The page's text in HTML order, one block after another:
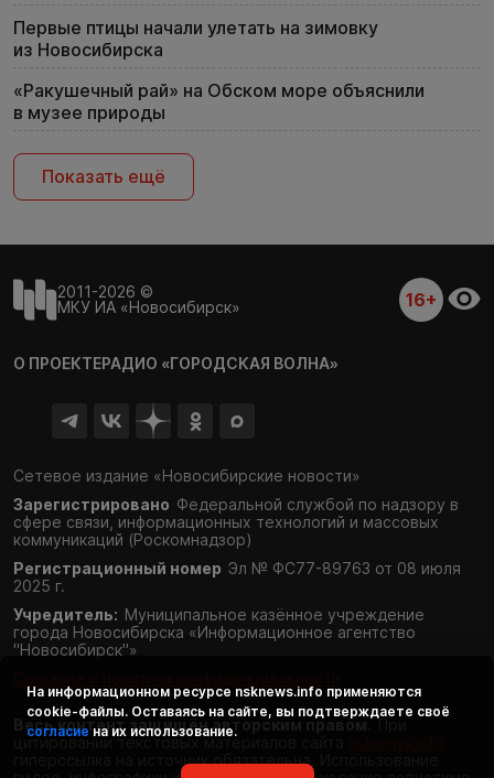
Первые птицы начали улетать на зимовку
из Новосибирска
«Ракушечный рай» на Обском море объяснили
в музее природы
Показать ещё
2011-2026 ©
МКУ ИА «Новосибирск»
16+
О ПРОЕКТЕРАДИО «ГОРОДСКАЯ ВОЛНА»
Сетевое издание «Новосибирские новости»
Зарегистрировано Федеральной службой по надзору в
сфере связи, информационных технологий и массовых
коммуникаций (Роскомнадзор)
Регистрационный номер Эл № ФС77-89763 от 08 июля
2025 г.
Учредитель: Муниципальное казённое учреждение
города Новосибирска «Информационное агентство
"Новосибирск"»
Весь контент защищён авторским правом. При
цитировании текстовых материалов сайта
гиперссылка на источник обязательна. Использование
На информационном ресурсе nsknews.info применяются
cookie-файлы. Оставаясь на сайте, вы подтверждаете своё
согласие на их использование.